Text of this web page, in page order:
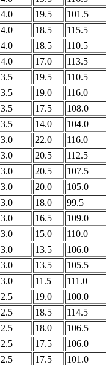
4.0 19.5
101.5
4.0 18.5
115.5
4.0 18.5
110.5
4.0 17.0
113.5
3.5 19.5
110.5
3.5 19.0
116.0
3.5 17.5
108.0
3.5 14.0
104.0
3.0 22.0
116.0
3.0 20.5
112.5
3.0 20.5
107.5
3.0 20.0
105.0
3.0 18.0
99.5
3.0 16.5
109.0
3.0 15.0
110.0
3.0 13.5
106.0
3.0 13.5
105.5
3.0 11.5
111.0
2.5 19.0
100.0
2.5 18.5
114.5
2.5 18.0
106.5
2.5 17.5
106.0
2.5 17.5
101.0